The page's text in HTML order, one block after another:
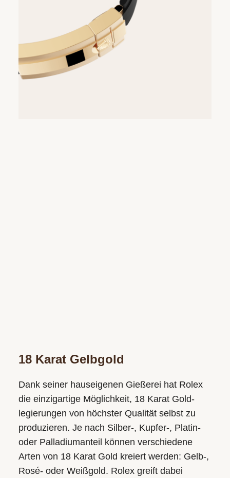
18 Karat Gelbgold
Dank seiner hauseigenen Gießerei hat Rolex
die einzigartige Möglichkeit, 18 Karat Gold­
legierungen von höchster Qualität selbst zu
produzieren. Je nach Silber-, Kupfer-, Platin-
oder Palladium­anteil können verschiedene
Arten von 18 Karat Gold kreiert werden: Gelb-,
Rosé- oder Weißgold. Rolex greift dabei